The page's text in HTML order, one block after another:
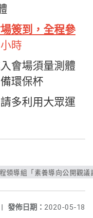
簽到，全程參
時
會場須量測體
環保杯
多利用大眾運
領導組「素養導向公開觀
發佈日期： 2020-05-18
|